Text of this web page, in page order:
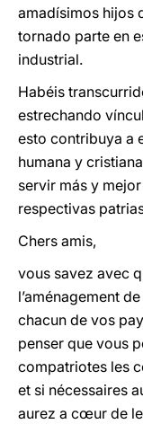
amadísimos hijos
tornado parte en
industrial.
Habéis
estrechando
esto contribuya a
humana y
servir más y
respectivas
Chers amis,
vous savez avec
l’aménagement
chacun de vos
penser que vous
compatriotes les
et si nécessaires
aurez a cœur de